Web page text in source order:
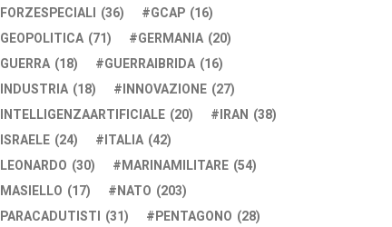
FORZESPECIALI (36) GCAP (16)
GEOPOLITICA (71) GERMANIA (20)
GUERRA (18) GUERRAIBRIDA (16)
INDUSTRIA (18) INNOVAZIONE (27)
INTELLIGENZAARTIFICIALE (20) IRAN (38)
ISRAELE (24) ITALIA (42)
LEONARDO (30) MARINAMILITARE (54)
MASIELLO (17) NATO (203)
PARACADUTISTI (31) PENTAGONO (28)